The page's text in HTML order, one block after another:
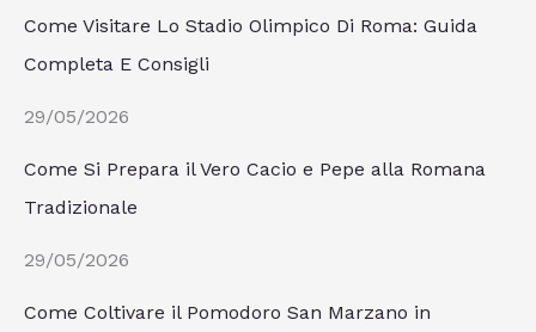
Come Visitare Lo Stadio Olimpico Di Roma: Guida
Completa E Consigli
29/05/2026
Come Si Prepara il Vero Cacio e Pepe alla Romana
Tradizionale
29/05/2026
Come Coltivare il Pomodoro San Marzano in